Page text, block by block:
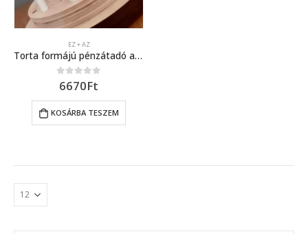
EZ + AZ
Torta formájú pénzátadó ajándék
0out of 5
6670Ft
KOSÁRBA TESZEM